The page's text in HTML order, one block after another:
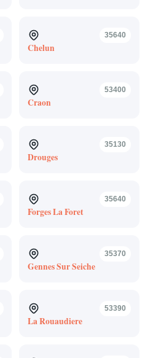
35640
Chelun
53400
Craon
35130
Drouges
35640
Forges La Foret
35370
Gennes Sur Seiche
53390
La Rouaudiere